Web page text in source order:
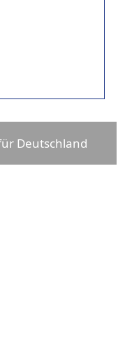
Deutschland